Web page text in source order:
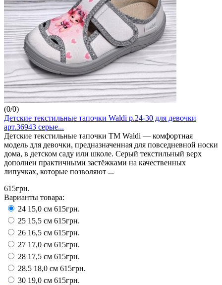
(0/0)
Детские текстильные тапочки Waldi р.24-30 для девочки
арт.36943 серые...
Детские текстильные тапочки ТМ Waldi — комфортная
модель для девочки, предназначенная для повседневной носки
дома, в детском саду или школе. Серый текстильный верх
дополнен практичными застёжками на качественных
липучках, которые позволяют ...
615грн.
Варианты товара:
24 15,0 см 615грн.
25 15,5 см 615грн.
26 16,5 см 615грн.
27 17,0 см 615грн.
28 17,5 см 615грн.
28.5 18,0 см 615грн.
30 19,0 см 615грн.